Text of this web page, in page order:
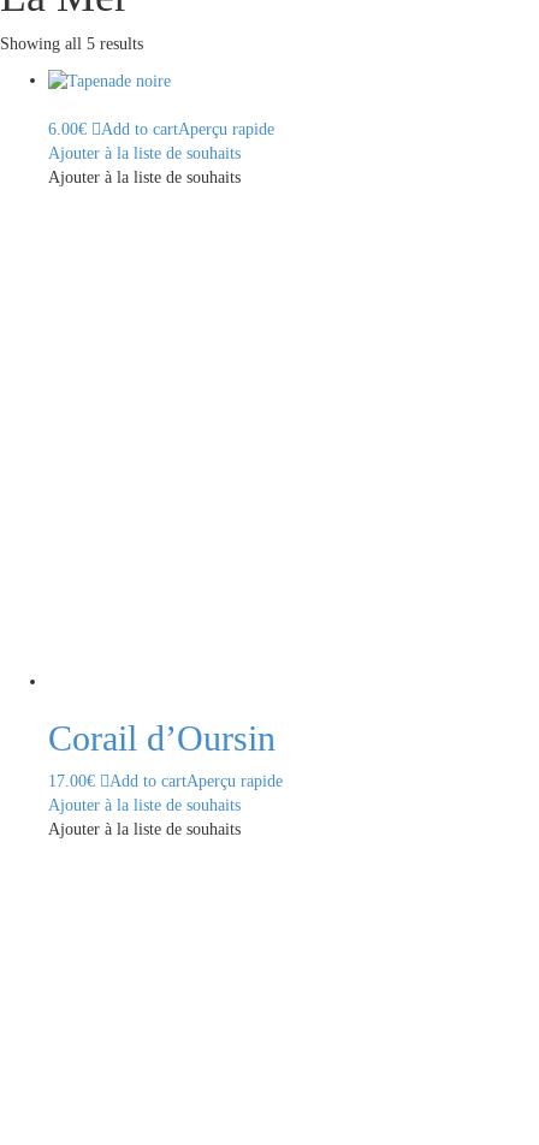
to
Showing all 5 results
6.00€ Add to cartAperçu rapide
Ajouter à la liste de souhaits
Ajouter à la liste de souhaits
Corail d’Oursin
17.00€ Add to cartAperçu rapide
Ajouter à la liste de souhaits
Ajouter à la liste de souhaits